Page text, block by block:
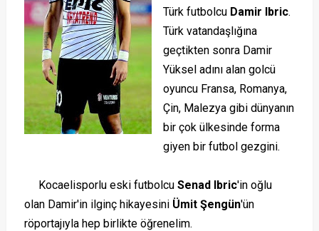
Türk futbolcu Damir Ibric.
Türk vatandaşlığına
geçtikten sonra Damir
Yüksel adını alan golcü
oyuncu Fransa, Romanya,
Çin, Malezya gibi dünyanın
bir çok ülkesinde forma
giyen bir futbol gezgini.
Kocaelisporlu eski futbolcu Senad Ibric'in oğlu
olan Damir'in ilginç hikayesini Ümit Şengün'ün
röportajıyla hep birlikte öğrenelim.